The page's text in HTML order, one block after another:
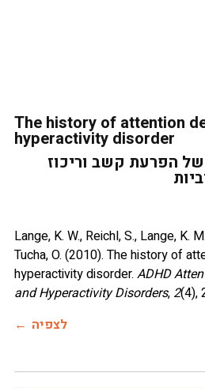
The history of
hyperactivity
קשב וריכוז
Lange, K. W., Reichl, S.,
Tucha, O. (2010). The
hyperactivity disorder.
andHyperactivity